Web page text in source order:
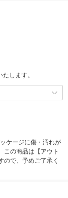
します。
ケージに傷・汚れが
この商品は【アウト
ので、予めご了承く